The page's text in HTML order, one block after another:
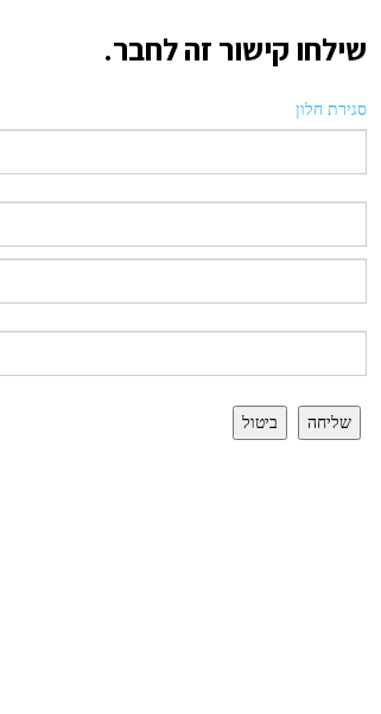
שילחו קישור זה לחבר.
סגירת חלון
שליחה ביטול